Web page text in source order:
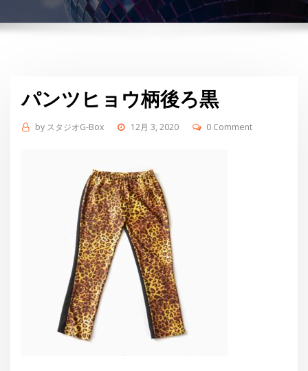
パンツヒョウ柄後ろ黒
by スタジオG-Box 12月 3, 2020 0 Comment